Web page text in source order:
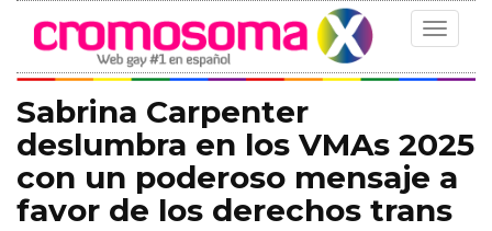
Toggle
Sabrina Carpenter
deslumbra en los VMAs 2025
con un poderoso mensaje a
favor de los derechos trans